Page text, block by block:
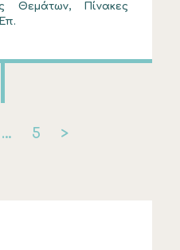
Θεμάτων, Πίνακες
… 5 >